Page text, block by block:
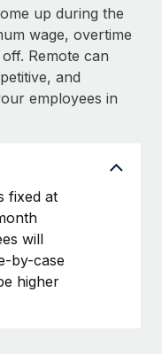
von IT-
von
einer
Remote
Integration mit
Management
Unternehmen
up during the
wage, overtime
Remote can
and
employees in
fixed at
will
by-case
higher